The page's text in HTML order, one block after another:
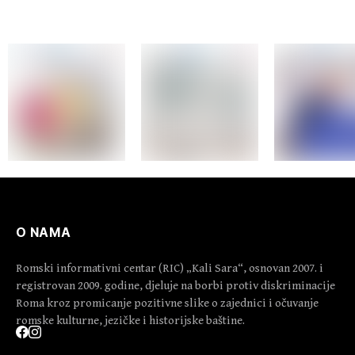
O NAMA
Romski informativni centar (RIC) „Kali Sara“, osnovan 2007. i
registrovan 2009. godine, djeluje na borbi protiv diskriminacije
Roma kroz promicanje pozitivne slike o zajednici i očuvanje
romske kulturne, jezičke i historijske baštine.